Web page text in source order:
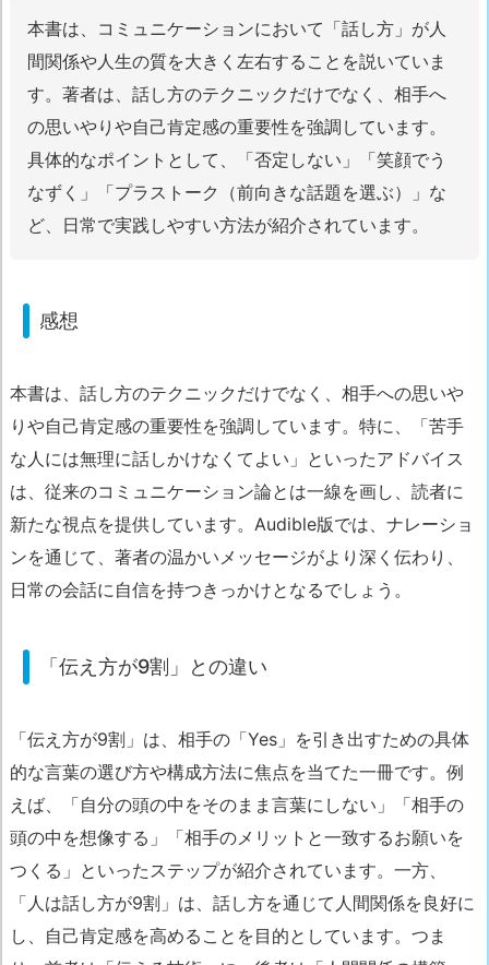
本書は、コミュニケーションにおいて「話し方」が人
間関係や人生の質を大きく左右することを説いていま
す。著者は、話し方のテクニックだけでなく、相手へ
の思いやりや自己肯定感の重要性を強調しています。
具体的なポイントとして、「否定しない」「笑顔でう
なずく」「プラストーク（前向きな話題を選ぶ）」な
ど、日常で実践しやすい方法が紹介されています。
感想
本書は、話し方のテクニックだけでなく、相手への思いや
りや自己肯定感の重要性を強調しています。特に、「苦手
な人には無理に話しかけなくてよい」といったアドバイス
は、従来のコミュニケーション論とは一線を画し、読者に
新たな視点を提供しています。Audible版では、ナレーショ
ンを通じて、著者の温かいメッセージがより深く伝わり、
日常の会話に自信を持つきっかけとなるでしょう。
「伝え方が9割」との違い
「伝え方が9割」は、相手の「Yes」を引き出すための具体
的な言葉の選び方や構成方法に焦点を当てた一冊です。例
えば、「自分の頭の中をそのまま言葉にしない」「相手の
頭の中を想像する」「相手のメリットと一致するお願いを
つくる」といったステップが紹介されています。一方、
「人は話し方が9割」は、話し方を通じて人間関係を良好に
し、自己肯定感を高めることを目的としています。つま